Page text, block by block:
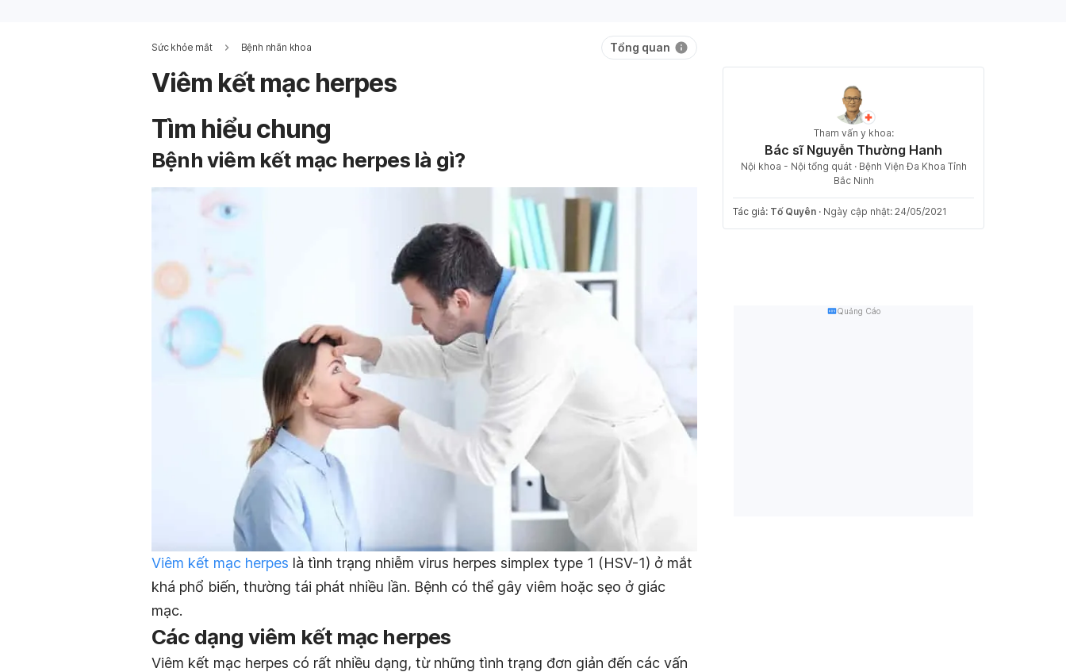
Sức khỏe mắt Bệnh nhãn khoa Tổng quan
Viêm kết mạc herpes
Tìm hiểu chung
Bệnh viêm kết mạc herpes là gì?
Viêm kết mạc herpes là tình trạng nhiễm virus herpes simplex type 1 (HSV-1) ở mắt
khá phổ biến, thường tái phát nhiều lần. Bệnh có thể gây viêm hoặc sẹo ở giác
mạc.
Các dạng viêm kết mạc herpes
Viêm kết mạc herpes có rất nhiều dạng, từ những tình trạng đơn giản đến các vấn
Tham vấn y khoa:
Bác sĩ Nguyễn Thường Hanh
Nội khoa - Nội tổng quát · Bệnh Viện Đa Khoa Tỉnh
Bắc Ninh
Tác giả: Tố Quyên · Ngày cập nhật: 24/05/2021
Quảng Cáo